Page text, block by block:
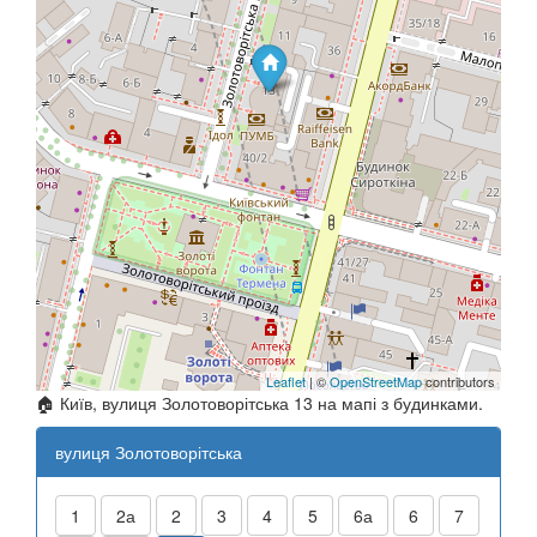
Leaflet| ©OpenStreetMapcontributors
🏠 Київ, вулиця Золотоворітська 13 на мапі з будинками.
вулиця Золотоворітська
1 2а 2 3 4 5 6а 6 7